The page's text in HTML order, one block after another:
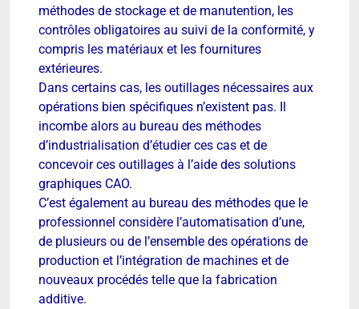
méthodes de stockage et de manutention, les
contrôles obligatoires au suivi de la conformité, y
compris les matériaux et les fournitures
extérieures.
Dans certains cas, les outillages nécessaires aux
opérations bien spécifiques n’existent pas. Il
incombe alors au bureau des méthodes
d’industrialisation d’étudier ces cas et de
concevoir ces outillages à l’aide des solutions
graphiques CAO.
C’est également au bureau des méthodes que le
professionnel considère l’automatisation d’une,
de plusieurs ou de l’ensemble des opérations de
production et l’intégration de machines et de
nouveaux procédés telle que la fabrication
additive.